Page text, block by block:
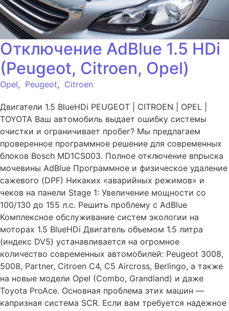
Отключение AdBlue 1.5 HDi
(Peugeot, Citroen, Opel)
Opel, Peugeot, Сitroen
Двигатели 1.5 BlueHDi PEUGEOT | CITROEN | OPEL |
TOYOTA Ваш автомобиль выдает ошибку системы
очистки и ограничивает пробег? Мы предлагаем
проверенное программное решение для современных
блоков Bosch MD1CS003. Полное отключение впрыска
мочевины AdBlue Программное и физическое удаление
сажевого (DPF) Никаких «аварийных режимов» и
чеков на панели Stage 1: Увеличение мощности со
100/130 до 155 л.с. Решить проблему с AdBlue
Комплексное обслуживание систем экологии на
моторах 1.5 BlueHDi Двигатель объемом 1.5 литра
(индекс DV5) устанавливается на огромное
количество современных автомобилей: Peugeot 3008,
5008, Partner, Citroen C4, C5 Aircross, Berlingo, а также
на новые модели Opel (Combo, Grandland) и даже
Toyota ProAce. Основная проблема этих машин —
капризная система SCR. Если вам требуется надежное